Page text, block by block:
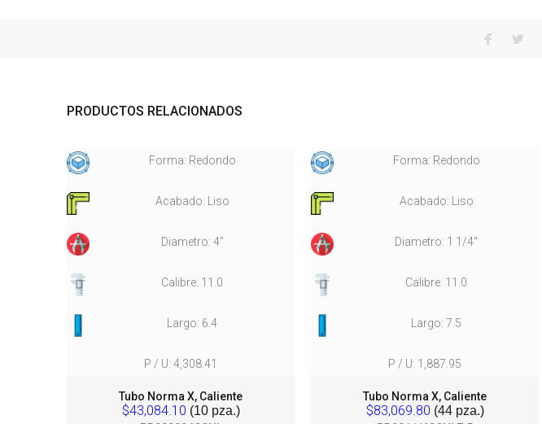
PRODUCTOS RELACIONADOS
Forma: Redondo
Acabado: Liso
Diametro: 4"
Calibre: 11.0
Largo: 6.4
P / U: 4,308.41
Tubo Norma X, Caliente
$43,084.10 (10 pza.)
Forma: Redondo
Acabado: Liso
Diametro: 1 1/4"
Calibre: 11.0
Largo: 7.5
P / U: 1,887.95
Tubo Norma X, Caliente
$83,069.80 (44 pza.)